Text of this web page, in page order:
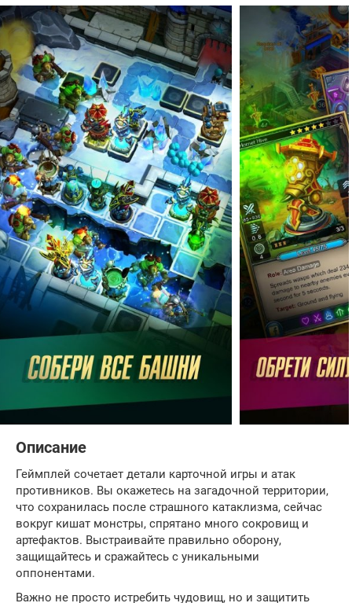
Описание
Геймплей сочетает детали карточной игры и атак
противников. Вы окажетесь на загадочной территории,
что сохранилась после страшного катаклизма, сейчас
вокруг кишат монстры, спрятано много сокровищ и
артефактов. Выстраивайте правильно оборону,
защищайтесь и сражайтесь с уникальными
оппонентами.
Важно не просто истребить чудовищ, но и защитить